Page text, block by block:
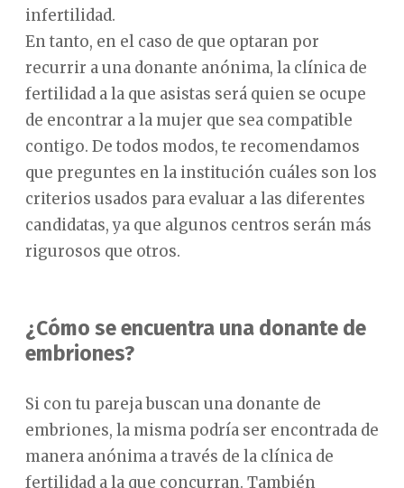
infertilidad.
En tanto, en el caso de que optaran por
recurrir a una donante anónima, la clínica de
fertilidad a la que asistas será quien se ocupe
de encontrar a la mujer que sea compatible
contigo. De todos modos, te recomendamos
que preguntes en la institución cuáles son los
criterios usados para evaluar a las diferentes
candidatas, ya que algunos centros serán más
rigurosos que otros.
¿Cómo se encuentra una donante de
embriones?
Si con tu pareja buscan una donante de
embriones, la misma podría ser encontrada de
manera anónima a través de la clínica de
fertilidad a la que concurran. También